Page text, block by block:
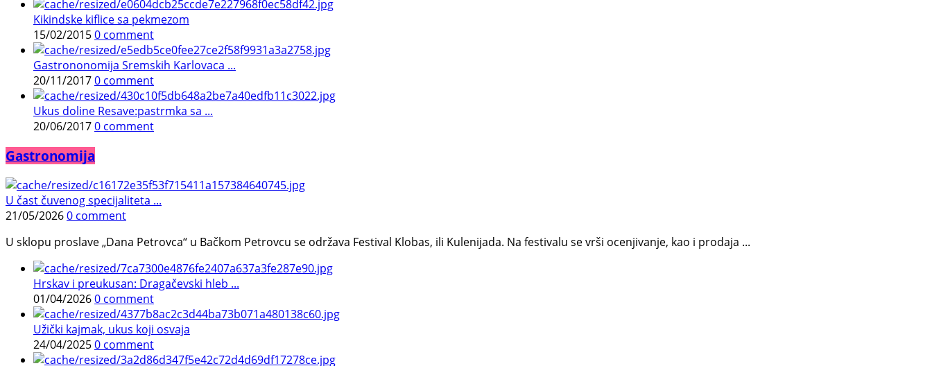
Kikindske kiflice sa pekmezom
15/02/20150 comment
Gastrononomija Sremskih Karlovaca ...
20/11/20170 comment
Ukus doline Resave:pastrmka sa ...
20/06/20170 comment
Gastronomija
U čast čuvenog specijaliteta ...
21/05/20260 comment
U sklopu proslave „Dana Petrovca“ u Bačkom Petrovcu se održava Festival Klobas, ili Kulenijada. Na festivalu se vrši ocenjivanje, kao i prodaja ...
Hrskav i preukusan: Dragačevski hleb ...
01/04/20260 comment
Užički kajmak, ukus koji osvaja
24/04/20250 comment